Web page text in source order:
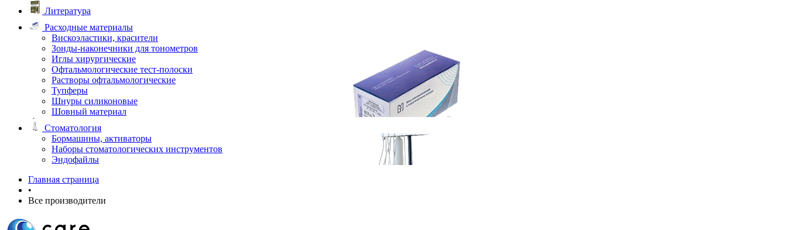
Литература
Расходные материалы
Вискоэластики, красители
Зонды-наконечники для тонометров
Иглы хирургические
Офтальмологические тест-полоски
Растворы офтальмологические
Тупферы
Шнуры силиконовые
Шовный материал
Стоматология
Бормашины, активаторы
Наборы стоматологических инструментов
Эндофайлы
Главная страница
•
Все производители